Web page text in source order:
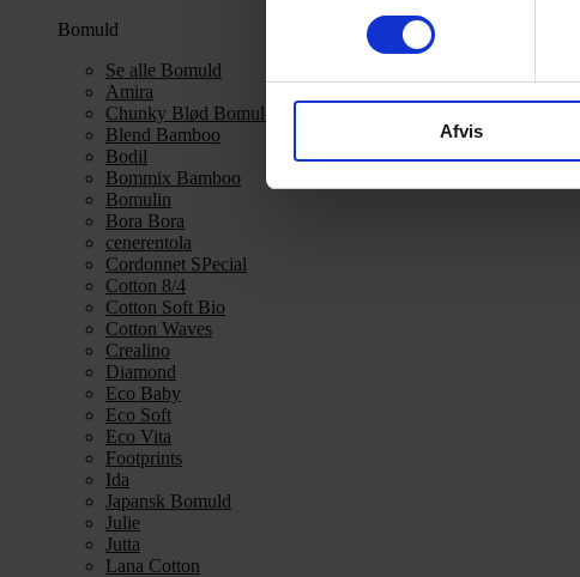
Afvis
Bomuld
Se alle Bomuld
Amira
Chunky Blød Bomuld
Blend Bamboo
Bodil
Bommix Bamboo
Bomulin
Bora Bora
cenerentola
Cordonnet SPecial
Cotton 8/4
Cotton Soft Bio
Cotton Waves
Crealino
Diamond
Eco Baby
Eco Soft
Eco Vita
Footprints
Ida
Japansk Bomuld
Julie
Jutta
Lana Cotton